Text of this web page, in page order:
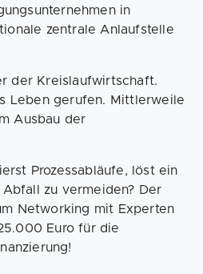
in
zentrale Anlaufstelle
der Kreislaufwirtschaft.
Leben gerufen. Mittlerweile
Ausbau der
Prozessabläufe, löst ein
zu vermeiden? Der
Networking mit Experten
Euro für die